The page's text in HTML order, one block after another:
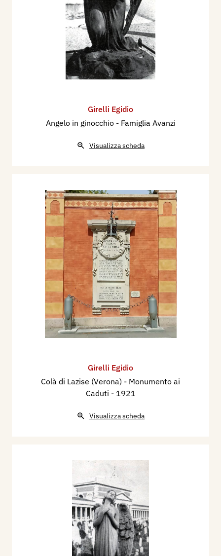
Girelli Egidio
Angelo in ginocchio - Famiglia Avanzi
Visualizza scheda
Girelli Egidio
Colà di Lazise (Verona) - Monumento ai
Caduti - 1921
Visualizza scheda